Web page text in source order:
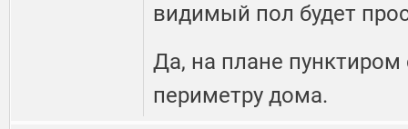
видимый пол будет
Да, на плане пунктиром
периметру дома.